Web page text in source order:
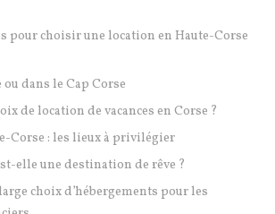
pour choisir une location en Haute-Corse
dans le Cap Corse
de location de vacances en Corse ?
Corse : les lieux à privilégier
elle une destination de rêve ?
choix d’hébergements pour les